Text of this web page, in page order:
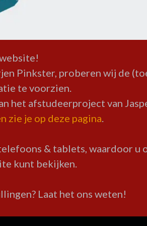
Pinkster, proberen wij de
te voorzien.
het afstudeerproject van
zie je op deze pagina.
& tablets, waardoor u
kunt bekijken.
Laat het ons weten!